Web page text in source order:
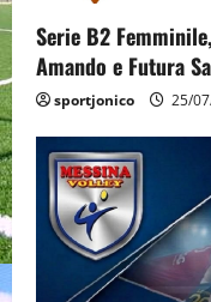
o
n
Serie B2
Amando e Futura
sportjonico 25/